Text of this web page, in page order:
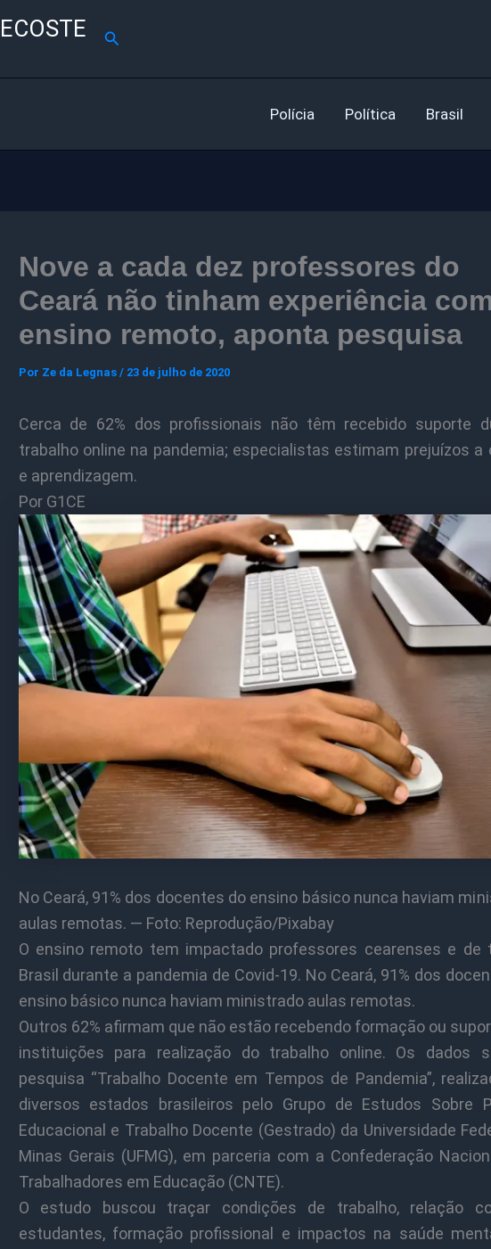
Pesquisar
Polícia Política Brasil
Nove a cada dez professores do
Ceará não tinham experiência
ensino remoto, aponta pesquisa
Por Ze da Legnas / 23 de julho de 2020
Cerca de 62% dos profissionais não têm recebido suporte
trabalho online na pandemia; especialistas estimam prejuízos a
e aprendizagem.
Por G1CE
No Ceará, 91% dos docentes do ensino básico nunca haviam
aulas remotas. — Foto: Reprodução/Pixabay
O ensino remoto tem impactado professores cearenses e de
Brasil durante a pandemia de Covid-19. No Ceará, 91% dos
ensino básico nunca haviam ministrado aulas remotas.
Outros 62% afirmam que não estão recebendo formação ou
instituições para realização do trabalho online. Os dados
pesquisa “Trabalho Docente em Tempos de Pandemia”,
diversos estados brasileiros pelo Grupo de Estudos Sobre
Educacional e Trabalho Docente (Gestrado) da Universidade
Minas Gerais (UFMG), em parceria com a Confederação
Trabalhadores em Educação (CNTE).
O estudo buscou traçar condições de trabalho, relação
estudantes, formação profissional e impactos na saúde